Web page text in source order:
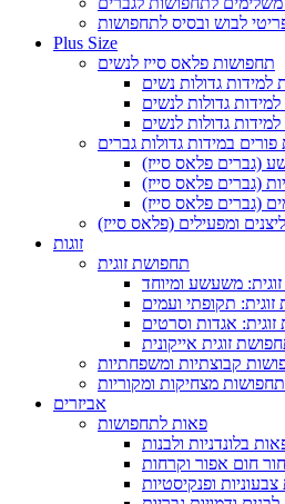
Plus Size
תחפושות פלאס סייז לנשים
למידות גדולות נשים
גדולות לנשים
גדולות לנשים
במידות גדולות גברים
(גברים פלאס סייז)
(גברים פלאס סייז)
(גברים פלאס סייז)
ומפעילים (פלאס סייז)
זוגות
תחפושת זוגית
משעשע ומיוחד
תקופתי ועמים
אגדות וסרטים
זוגית אייקונית
קבוצתיות ומשפחתיות
מצחיקות ומקוריות
אביזרים
פאות לתחפושות
בלונדניות ולבנות
חום אפור וקרחות
ופנקיסטיות